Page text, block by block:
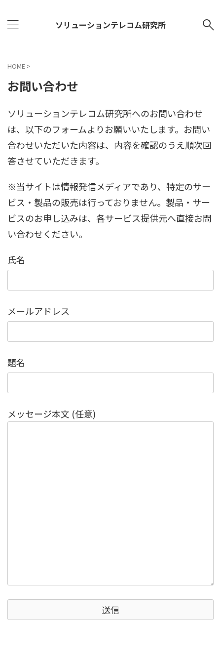
ソリューションテレコム研究所
HOME >
お問い合わせ
ソリューションテレコム研究所へのお問い合わせ
は、以下のフォームよりお願いいたします。お問い
合わせいただいた内容は、内容を確認のうえ順次回
答させていただきます。
※当サイトは情報発信メディアであり、特定のサー
ビス・製品の販売は行っておりません。製品・サー
ビスのお申し込みは、各サービス提供元へ直接お問
い合わせください。
氏名
メールアドレス
題名
メッセージ本文 (任意)